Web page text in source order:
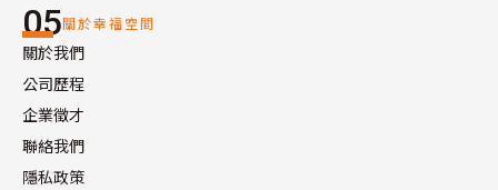
05關於幸福空間
關於我們
公司歷程
企業徵才
聯絡我們
隱私政策